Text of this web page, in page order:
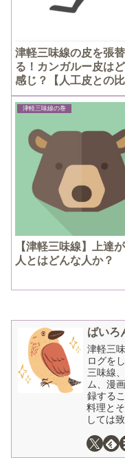
津軽三味線の皮を張替
る！カンガルー皮は
感じ？【人工皮との比
津軽三味線の巻
【津軽三味線】上達
人とはどんな人か？
ばいろ
津軽三
ログを
三味線
ム、漫
録するこ
料理と
しては